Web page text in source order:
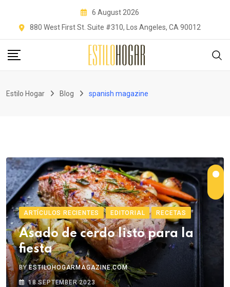
6 August 2026
880 West First St. Suite #310, Los Angeles, CA 90012
Estilo Hogar Blog spanish magazine
ARTÍCULOS RECIENTES EDITORIAL RECETAS
Asado de cerdo listo para la
fiesta
BYESTILOHOGARMAGAZINE.COM
18 SEPTEMBER 2023